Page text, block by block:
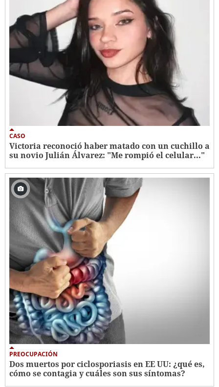
CASO
Victoria reconoció haber matado con un cuchillo a
su novio Julián Álvarez: "Me rompió el celular..."
PREOCUPACIÓN
Dos muertos por ciclosporiasis en EE UU: ¿qué es,
cómo se contagia y cuáles son sus síntomas?